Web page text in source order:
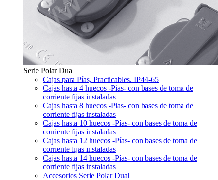
Serie Polar Dual
Cajas para Pías, Practicables. IP44-65
Cajas hasta 4 huecos -Pias- con bases de toma de
corriente fijas instaladas
Cajas hasta 8 huecos -Pias- con bases de toma de
corriente fijas instaladas
Cajas hasta 10 huecos -Pías- con bases de toma de
corriente fijas instaladas
Cajas hasta 12 huecos -Pías- con bases de toma de
corriente fijas instaladas
Cajas hasta 14 huecos -Pías- con bases de toma de
corriente fijas instaladas
Accesorios Serie Polar Dual